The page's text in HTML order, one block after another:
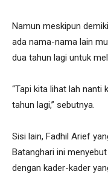
Namun meskipun
ada nama-nama lain
dua tahun lagi untuk
“Tapi kita lihat lah nanti
tahun lagi,” sebutnya.
Sisi lain, Fadhil Arief
Batanghari ini
dengan kader-kader